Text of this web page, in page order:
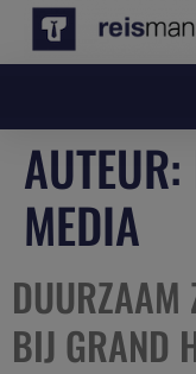
AUTEUR:
MEDIA
DUURZAAM
BIJ GRAND